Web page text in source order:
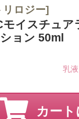
リロジー]
モイスチュア
ョン 50ml
乳液
カー